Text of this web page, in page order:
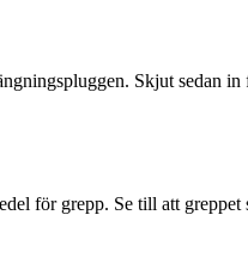
Skjut sedan
för grepp. Se till att